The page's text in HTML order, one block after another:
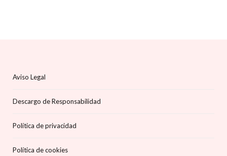
Aviso Legal
Descargo de Responsabilidad
Política de privacidad
Política de cookies